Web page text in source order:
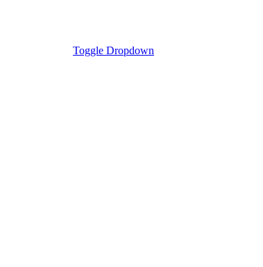
Toggle Dropdown